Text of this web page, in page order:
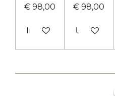
€ 98,00
In winkelwagen
€ 98,00